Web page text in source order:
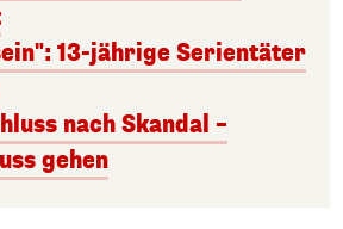
13-jährige Serientäter
nach Skandal –
gehen